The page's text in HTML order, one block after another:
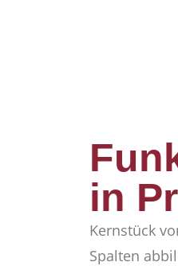
in
Kernstück
Spalten